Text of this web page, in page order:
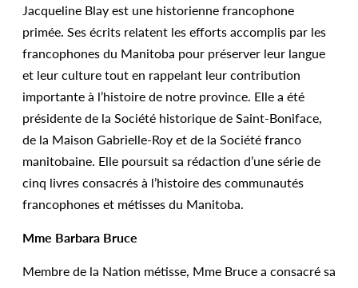
Jacqueline Blay est une historienne francophone
primée. Ses écrits relatent les efforts accomplis par les
francophones du Manitoba pour préserver leur langue
et leur culture tout en rappelant leur contribution
importante à l’histoire de notre province. Elle a été
présidente de la Société historique de Saint-Boniface,
de la Maison Gabrielle-Roy et de la Société franco
manitobaine. Elle poursuit sa rédaction d’une série de
cinq livres consacrés à l’histoire des communautés
francophones et métisses du Manitoba.
Mme Barbara Bruce
Membre de la Nation métisse, Mme Bruce a consacré sa